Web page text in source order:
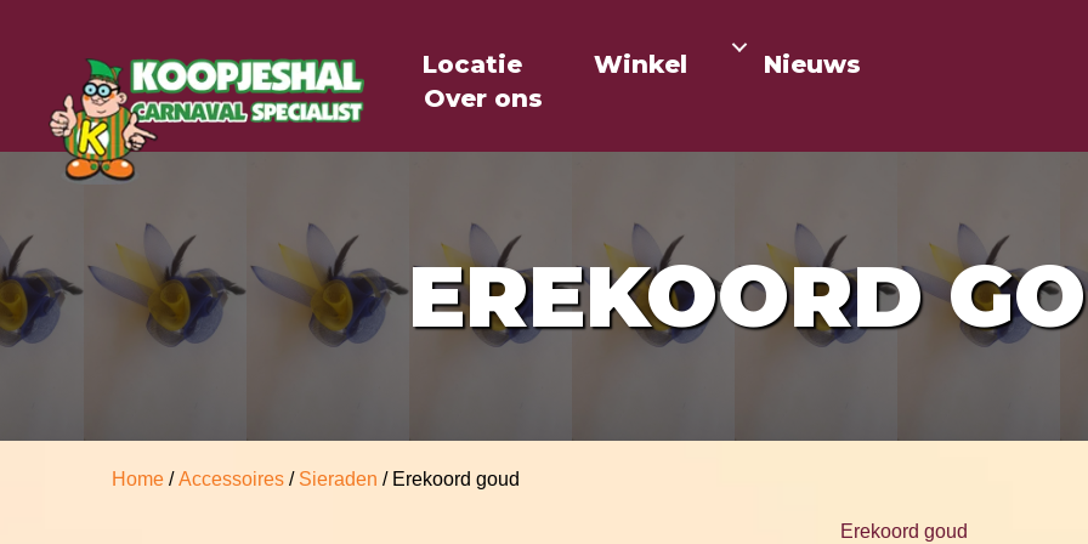
Locatie Winkel
Nieuws
Over ons
EREKOORD
Home /Accessoires / Sieraden / Erekoord goud
Erekoord goud